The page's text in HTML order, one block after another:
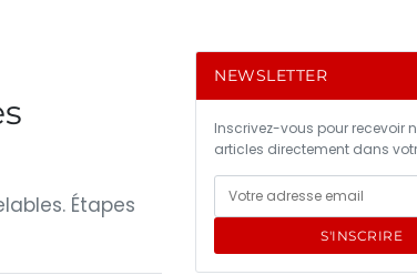
Étapes
NEWSLETTER
Inscrivez-vous pour recevoir
articles directement dans
S'INSCRIRE